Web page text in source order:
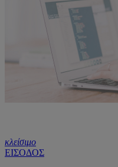
κλείσιμο
ΕΙΣΟΔΟΣ